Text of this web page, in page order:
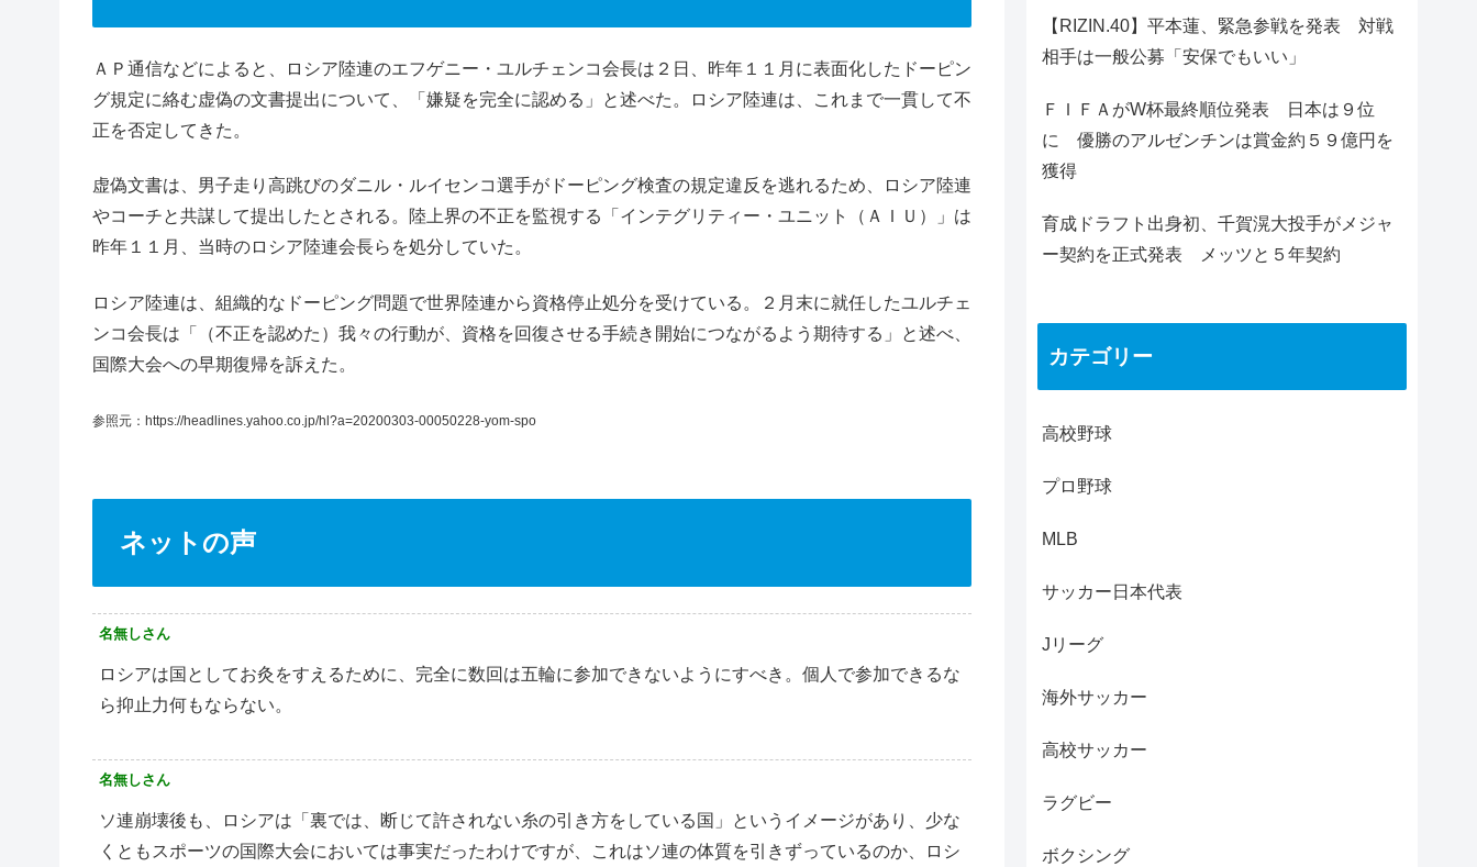
ＡＰ通信などによると、ロシア陸連のエフゲニー・ユルチェンコ会長は２日、昨年１１月に表面化したドーピン
グ規定に絡む虚偽の文書提出について、「嫌疑を完全に認める」と述べた。ロシア陸連は、これまで一貫して不
正を否定してきた。
虚偽文書は、男子走り高跳びのダニル・ルイセンコ選手がドーピング検査の規定違反を逃れるため、ロシア陸連
やコーチと共謀して提出したとされる。陸上界の不正を監視する「インテグリティー・ユニット（ＡＩＵ）」は
昨年１１月、当時のロシア陸連会長らを処分していた。
ロシア陸連は、組織的なドーピング問題で世界陸連から資格停止処分を受けている。２月末に就任したユルチェ
ンコ会長は「（不正を認めた）我々の行動が、資格を回復させる手続き開始につながるよう期待する」と述べ、
国際大会への早期復帰を訴えた。
参照元：https://headlines.yahoo.co.jp/hl?a=20200303-00050228-yom-spo
ネットの声
名無しさん
ロシアは国としてお灸をすえるために、完全に数回は五輪に参加できないようにすべき。個人で参加できるな
ら抑止力何もならない。
名無しさん
ソ連崩壊後も、ロシアは「裏では、断じて許されない糸の引き方をしている国」というイメージがあり、少な
くともスポーツの国際大会においては事実だったわけですが、これはソ連の体質を引きずっているのか、ロシ
【RIZIN.40】平本蓮、緊急参戦を発表 対戦
相手は一般公募「安保でもいい」
ＦＩＦＡがW杯最終順位発表 日本は９位
に 優勝のアルゼンチンは賞金約５９億円を
獲得
育成ドラフト出身初、千賀滉大投手がメジャ
ー契約を正式発表 メッツと５年契約
カテゴリー
高校野球
プロ野球
MLB
サッカー日本代表
Jリーグ
海外サッカー
高校サッカー
ラグビー
ボクシング